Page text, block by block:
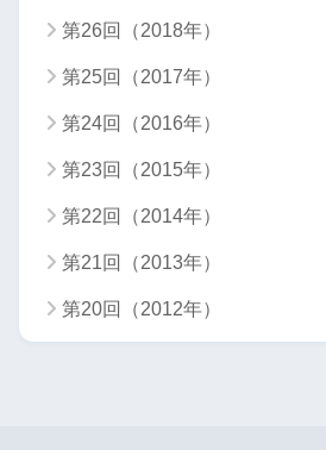
第26回（2018年）
第25回（2017年）
第24回（2016年）
第23回（2015年）
第22回（2014年）
第21回（2013年）
第20回（2012年）